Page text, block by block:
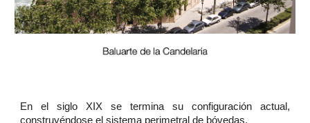
En el siglo XIX se termina su configuración actual,
construyéndose el sistema perimetral de bóvedas.